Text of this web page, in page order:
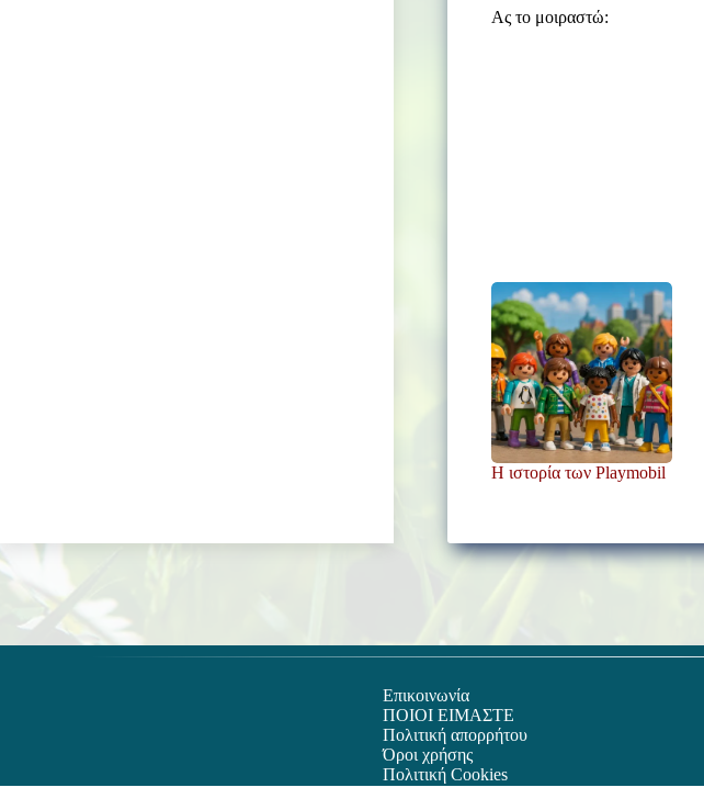
Ας το μοιραστώ:
Η ιστορία των Playmobil
Επικοινωνία
ΠΟΙΟΙ ΕΙΜΑΣΤΕ
Πολιτική απορρήτου
Όροι χρήσης
Πολιτική Cookies